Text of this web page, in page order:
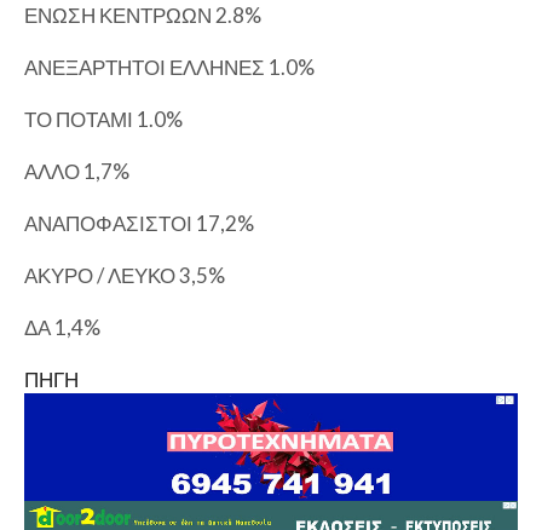
ΕΝΩΣΗ ΚΕΝΤΡΩΩΝ 2.8%
ΑΝΕΞΑΡΤΗΤΟΙ ΕΛΛΗΝΕΣ 1.0%
ΤΟ ΠΟΤΑΜΙ 1.0%
ΑΛΛΟ 1,7%
ΑΝΑΠΟΦΑΣΙΣΤΟΙ 17,2%
ΑΚΥΡΟ / ΛΕΥΚΟ 3,5%
ΔΑ 1,4%
ΠΗΓΗ